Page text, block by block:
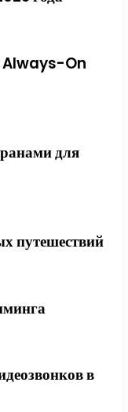
Always-On
для
путешествий
в